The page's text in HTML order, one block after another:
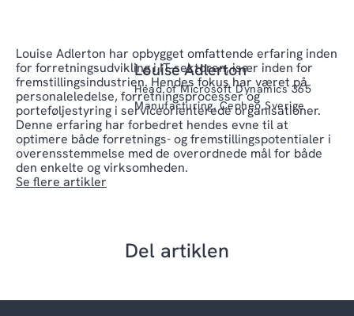
Louise Adlerton
Head of Microsoft Dynamics 365
Manufacturing, Cepheo Sverige
Louise Adlerton har opbygget omfattende erfaring inden
for forretningsudvikling i IT-sektoren, især inden for
fremstillingsindustrien. Hendes fokus har været på
personaleledelse, forretningsprocesser og
porteføljestyring i serviceorienterede organisationer.
Denne erfaring har forbedret hendes evne til at
optimere både forretnings- og fremstillingspotentialer i
overensstemmelse med de overordnede mål for både
den enkelte og virksomheden.
Se flere artikler
Del artiklen